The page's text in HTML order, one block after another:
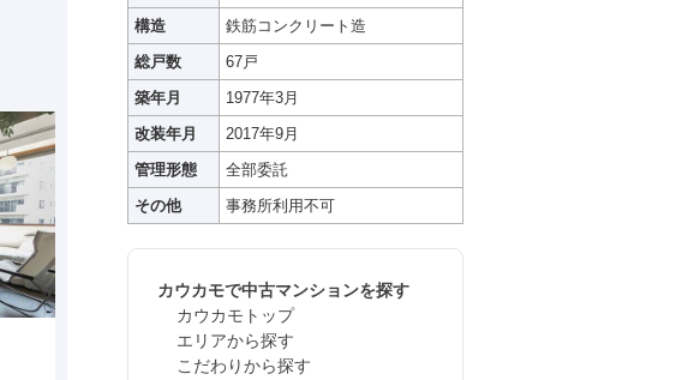
構造
鉄筋コンクリート造
総戸数
67戸
築年月
1977年3月
改装年月
2017年9月
管理形態
全部委託
その他
事務所利用不可
カウカモで中古マンションを探す
カウカモトップ
エリアから探す
こだわりから探す